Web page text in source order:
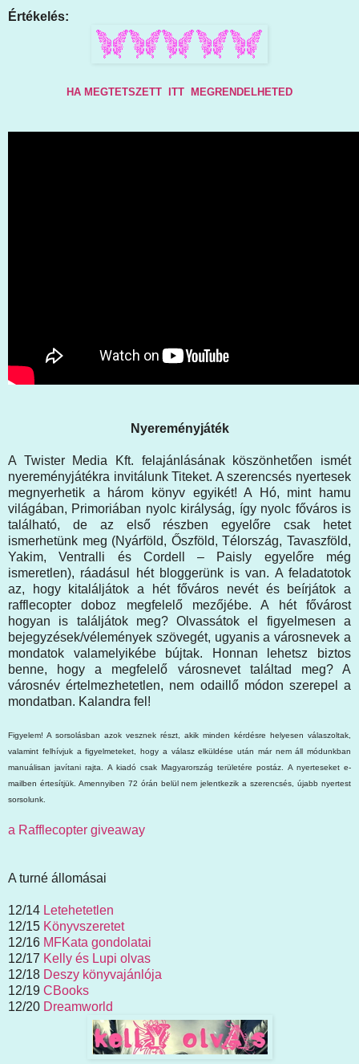
Értékelés:
HA MEGTETSZETT ITT MEGRENDELHETED
Nyereményjáték
A Twister Media Kft. felajánlásának köszönhetően ismét
nyereményjátékra invitálunk Titeket. A szerencsés nyertesek
megnyerhetik a három könyv egyikét! A Hó, mint hamu
világában, Primoriában nyolc királyság, így nyolc főváros is
található, de az első részben egyelőre csak hetet
ismerhetünk meg (Nyárföld, Őszföld, Télország, Tavaszföld,
Yakim, Ventralli és Cordell – Paisly egyelőre még
ismeretlen), ráadásul hét bloggerünk is van. A feladatotok
az, hogy kitaláljátok a hét főváros nevét és beírjátok a
rafflecopter doboz megfelelő mezőjébe. A hét fővárost
hogyan is találjátok meg? Olvassátok el figyelmesen a
bejegyzések/vélemények szövegét, ugyanis a városnevek a
mondatok valamelyikébe bújtak. Honnan lehetsz biztos
benne, hogy a megfelelő városnevet találtad meg? A
városnév értelmezhetetlen, nem odaillő módon szerepel a
mondatban. Kalandra fel!
Figyelem! A sorsolásban azok vesznek részt, akik minden kérdésre helyesen válaszoltak,
valamint felhívjuk a figyelmeteket, hogy a válasz elküldése után már nem áll módunkban
manuálisan javítani rajta. A kiadó csak Magyarország területére postáz. A nyerteseket e-
mailben értesítjük. Amennyiben 72 órán belül nem jelentkezik a szerencsés, újabb nyertest
sorsolunk.
a Rafflecopter giveaway
A turné állomásai
12/14 Letehetetlen
12/15 Könyvszeretet
12/16 MFKata gondolatai
12/17 Kelly és Lupi olvas
12/18 Deszy könyvajánlója
12/19 CBooks
12/20 Dreamworld